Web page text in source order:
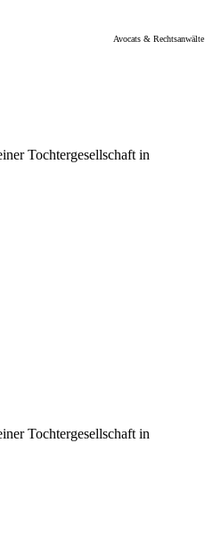
Avocats & Rechtsanwälte
Tochtergesellschaft in
Tochtergesellschaft in